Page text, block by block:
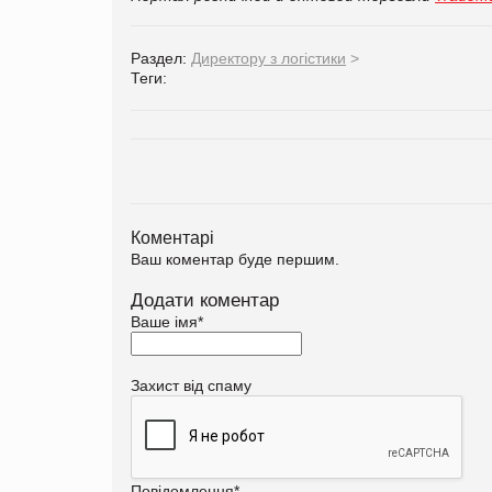
Раздел: Директору з логістики >
Теги:
Коментарі
Ваш коментар буде першим.
Додати коментар
Ваше імя*
Захист від спаму